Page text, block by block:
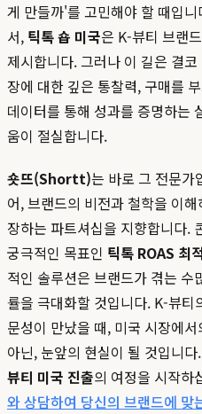
게 만들까'를 고민해야 할 때입
서, 틱톡 숍 미국은 K-뷰티 브랜
제시합니다. 그러나 이 길은 결
장에 대한 깊은 통찰력, 구매를
데이터를 통해 성과를 증명하는
움이 절실합니다.
숏뜨(Shortt)는 바로 그 전문가
어, 브랜드의 비전과 철학을 이
장하는 파트셔십을 지향합니다.
궁극적인 목표인 틱톡 ROAS 최
적인 솔루션은 브랜드가 겪는
률을 극대화할 것입니다. K-뷰
문성이 만났을 때, 미국 시장에
아닌, 눈앞의 현실이 될 것입니다
뷰티 미국 진출의 여정을 시작하
와 상담하여 당신의 브랜드에